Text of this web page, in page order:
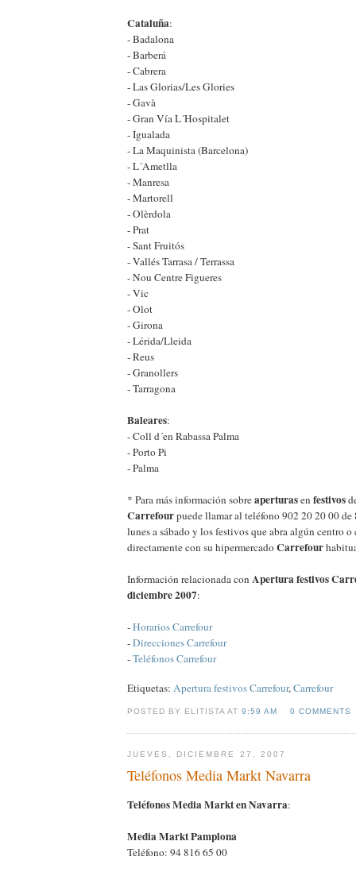
Cataluña:
- Badalona
- Barberá
- Cabrera
- Las Glorias/Les Glories
- Gavà
- Gran Vía L´Hospitalet
- Igualada
- La Maquinista (Barcelona)
- L´Ametlla
- Manresa
- Martorell
- Olèrdola
- Prat
- Sant Fruitós
- Vallés Tarrasa / Terrassa
- Nou Centre Figueres
- Vic
- Olot
- Girona
- Lérida/Lleida
- Reus
- Granollers
- Tarragona
Baleares:
- Coll d´en Rabassa Palma
- Porto Pi
- Palma
* Para más información sobreaperturasen festivos
Carrefourpuede llamar al teléfono 902 20 20 00 de
lunes a sábado y los festivos que abra algún centro
directamente con su hipermercadoCarrefour
Información relacionada con Apertura festivos
diciembre 2007:
-Horarios Carrefour
-Direcciones Carrefour
-Teléfonos Carrefour
Etiquetas: Apertura festivos Carrefour,Carrefour
POSTED BY ELITISTA AT9:59 AM 0 COMMENTS
JUEVES, DICIEMBRE 27, 2007
Teléfonos Media Markt Navarra
Teléfonos Media Markt en Navarra:
Media Markt Pamplona
Teléfono: 94 816 65 00